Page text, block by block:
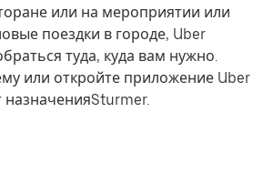
или на мероприятии или
поездки в городе, Uber
туда, куда вам нужно.
или откройте приложение Uber
назначенияSturmer.